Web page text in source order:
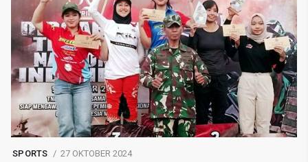
SPORTS 27 OKTOBER 2024